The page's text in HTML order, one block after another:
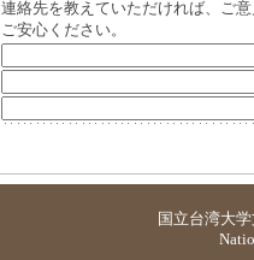
連絡先を教えていただければ、ご
ご安心ください。
国立台湾大学